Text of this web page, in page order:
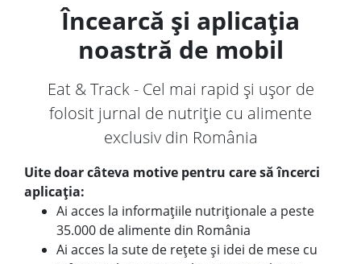
Încearcă și aplicația
noastră de mobil
Eat & Track - Cel mai rapid și ușor de
folosit jurnal de nutriție cu alimente
exclusiv din România
Uite doar câteva motive pentru care să încerci
aplicația:
Ai acces la informațiile nutriționale a peste
35.000 de alimente din România
Ai acces la sute de rețete și idei de mese cu